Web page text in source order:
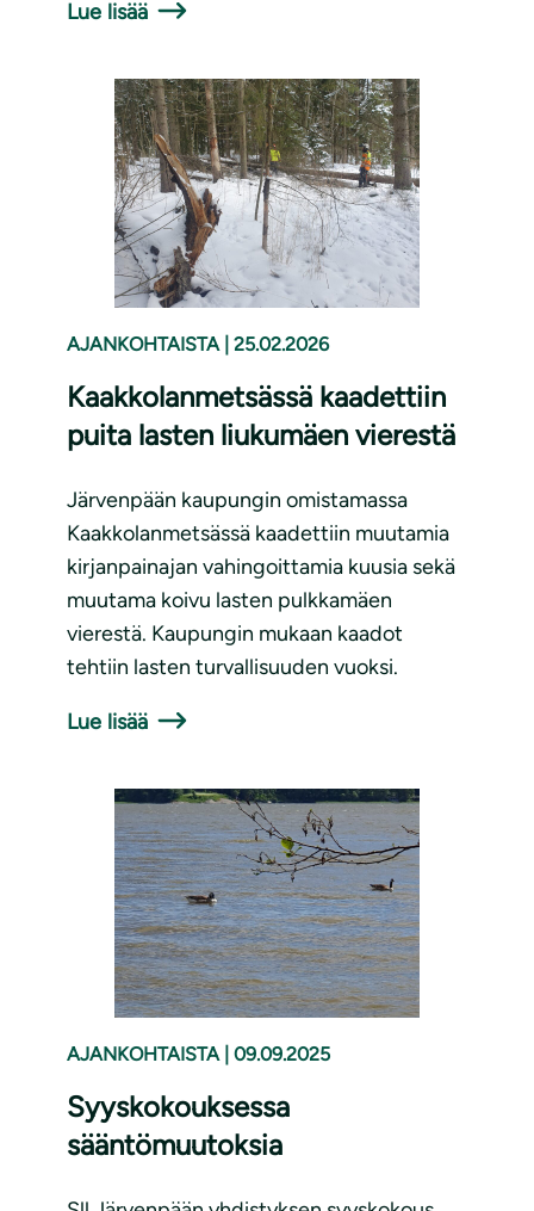
Lue lisää
AJANKOHTAISTA 25.02.2026
Kaakkolanmetsässä kaadettiin
puita lasten liukumäen vierestä
Järvenpään kaupungin omistamassa
Kaakkolanmetsässä kaadettiin muutamia
kirjanpainajan vahingoittamia kuusia sekä
muutama koivu lasten pulkkamäen
vierestä. Kaupungin mukaan kaadot
tehtiin lasten turvallisuuden vuoksi.
Lue lisää
AJANKOHTAISTA 09.09.2025
Syyskokouksessa
sääntömuutoksia